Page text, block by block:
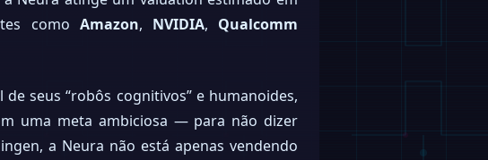
como Amazon, NVIDIA, Qualcomm
seus “robôs cognitivos” e humanoides,
uma meta ambiciosa — para não dizer
a Neura não está apenas vendendo